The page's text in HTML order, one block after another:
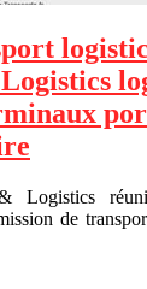
Logistics
de